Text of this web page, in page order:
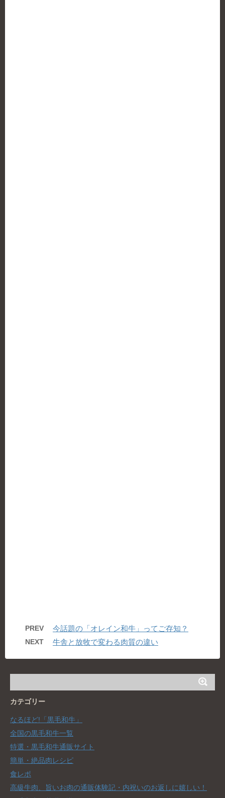
PREV 今話題の「オレイン和牛」ってご存知？
NEXT 牛舎と放牧で変わる肉質の違い
カテゴリー
なるほど!「黒毛和牛」
全国の黒毛和牛一覧
特選・黒毛和牛通販サイト
簡単・絶品肉レシピ
食レポ
高級牛肉、旨いお肉の通販体験記・内祝いのお返しに嬉しい！